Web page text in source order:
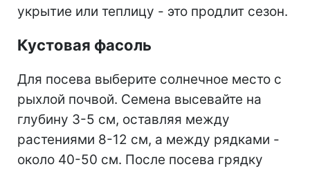
укрытие или теплицу - это продлит сезон.
Кустовая фасоль
Для посева выберите солнечное место с
рыхлой почвой. Семена высевайте на
глубину 3-5 см, оставляя между
растениями 8-12 см, а между рядками -
около 40-50 см. После посева грядку